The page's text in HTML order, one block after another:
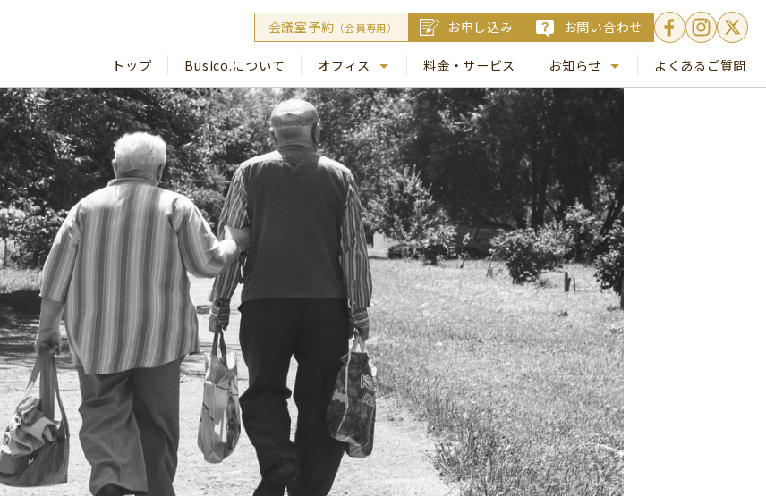
会議室予約 （会員専用） お申し込み お問い合わせ
トップ Busico.について
オフィス
Busico. 銀座
Busico. 梅田
料金・サービス
お知らせ
NEWS
コラム
Busico.通信
よくあるご質問